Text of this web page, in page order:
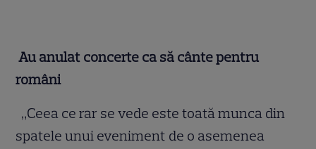
Au anulat concerte ca să cânte pentru
români
„Ceea ce rar se vede este toată munca din
spatele unui eveniment de o asemenea